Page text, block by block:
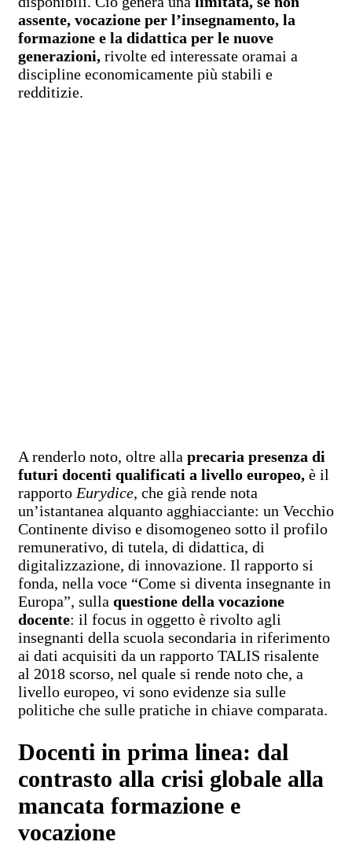
assente, vocazione per l’insegnamento, la
formazione e la didattica per le nuove
generazioni, rivolte ed interessate oramai a
discipline economicamente più stabili e
redditizie.
A renderlo noto, oltre alla precaria presenza di
futuri docenti qualificati a livello europeo, è il
rapporto Eurydice, che già rende nota
un’istantanea alquanto agghiacciante: un Vecchio
Continente diviso e disomogeneo sotto il profilo
remunerativo, di tutela, di didattica, di
digitalizzazione, di innovazione. Il rapporto si
fonda, nella voce “Come si diventa insegnante in
Europa”, sulla questione della vocazione
docente: il focus in oggetto è rivolto agli
insegnanti della scuola secondaria in riferimento
ai dati acquisiti da un rapporto TALIS risalente
al 2018 scorso, nel quale si rende noto che, a
livello europeo, vi sono evidenze sia sulle
politiche che sulle pratiche in chiave comparata.
Docenti in prima linea: dal
contrasto alla crisi globale alla
mancata formazione e
vocazione